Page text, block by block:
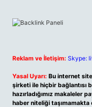
Reklam ve İletişim: Skype:
Yasal Uyarı: Bu internet
şirketi ile hiçbir bağlantısı
hazırladığımız makaleler
haber niteliği taşımamakta